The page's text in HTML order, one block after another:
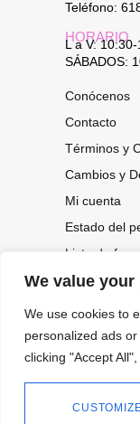
We value
We use cookies to
personalized ads
clicking "Accept
Teléfono:
HORARIO
L a V:
SÁBADOS:
Conócenos
Contacto
Términos y
Cambios y
Mi cuenta
Estado del
Lista de
CONOCE
OFERTAS...